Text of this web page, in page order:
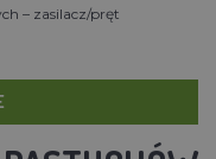
– zasilacz/pręt